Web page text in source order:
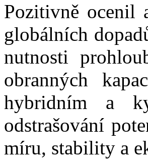
Pozitivně ocenil
globálních
nutnosti
obranných
hybridním a
odstrašování
míru, stability a